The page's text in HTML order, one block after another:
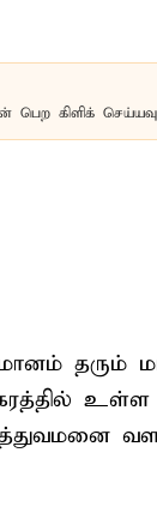
பெற கிளிக்
தரும்